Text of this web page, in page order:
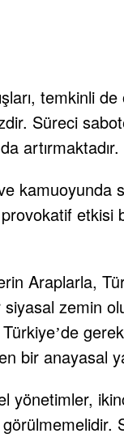
temkinli
Süreci
artırmaktadır.
kamuoyunda
etkisi
Araplarla,
zemin
’de
bir anayasal
yönetimler,